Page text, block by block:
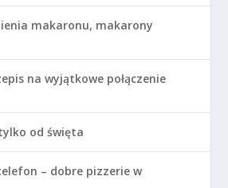
makaronu, makarony
na wyjątkowe połączenie
od święta
– dobre pizzerie w